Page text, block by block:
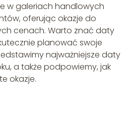
w galeriach handlowych
oferując okazje do
cenach. Warto znać daty
planować swoje
najważniejsze daty
a także podpowiemy, jak
okazje.